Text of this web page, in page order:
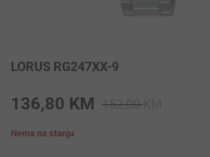
LORUS RG247XX-9
152,00
136,80 KM
Nema na stanju